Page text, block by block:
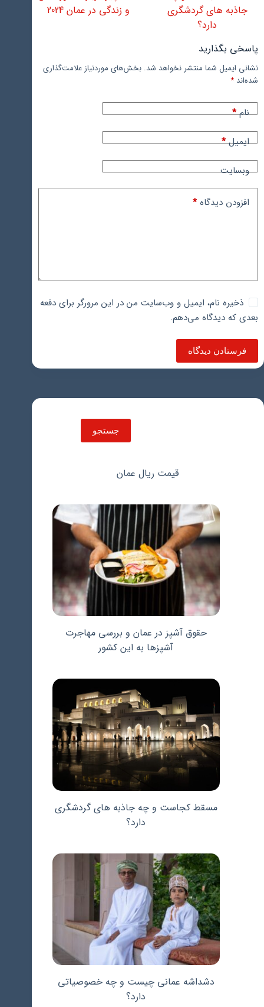
جاذبه های گردشگری
دارد؟
و زندگی در عمان 2024
پاسخی بگذارید
نشانی ایمیل شما منتشر نخواهد شد. بخش‌های موردنیاز علامت‌گذاری
شده‌اند *
نام*
ایمیل*
وبسایت
افزودن دیدگاه*
ذخیره نام، ایمیل و وب‌سایت من در این مرورگر برای دفعه
بعدی که دیدگاه می‌دهم.
فرستادن دیدگاه
جستجو
قیمت ریال عمان
حقوق آشپز در عمان و بررسی مهاجرت
آشپزها به این کشور
مسقط کجاست و چه جاذبه های گردشگری
دارد؟
دشداشه عمانی چیست و چه خصوصیاتی
دارد؟